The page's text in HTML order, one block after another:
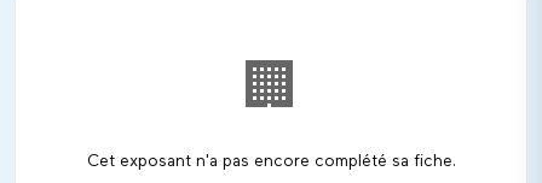
🏢
Cet exposant n'a pas encore complété sa fiche.